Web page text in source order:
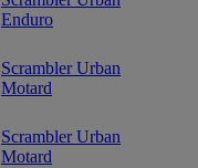
Enduro
Scrambler Urban
Motard
Scrambler Urban
Motard